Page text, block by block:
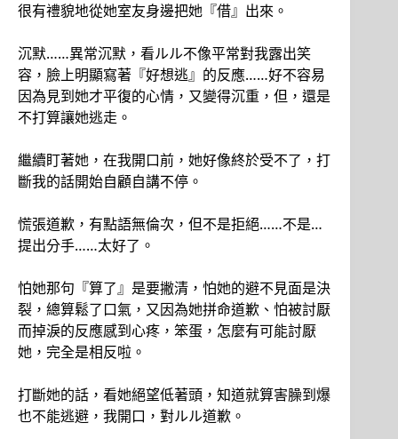
很有禮貌地從她室友身邊把她『借』出來。
沉默……異常沉默，看ルル不像平常對我露出笑
容，臉上明顯寫著『好想逃』的反應……好不容易
因為見到她才平復的心情，又變得沉重，但，還是
不打算讓她逃走。
繼續盯著她，在我開口前，她好像終於受不了，打
斷我的話開始自顧自講不停。
慌張道歉，有點語無倫次，但不是拒絕……不是…
提出分手……太好了。
怕她那句『算了』是要撇清，怕她的避不見面是決
裂，總算鬆了口氣，又因為她拼命道歉、怕被討厭
而掉淚的反應感到心疼，笨蛋，怎麼有可能討厭
她，完全是相反啦。
打斷她的話，看她絕望低著頭，知道就算害臊到爆
也不能逃避，我開口，對ルル道歉。